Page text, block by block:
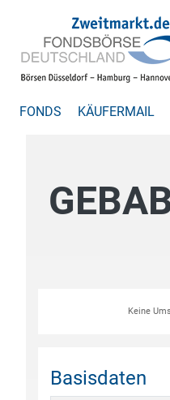
FONDS KÄUFERMAIL
Keine
Basisdaten